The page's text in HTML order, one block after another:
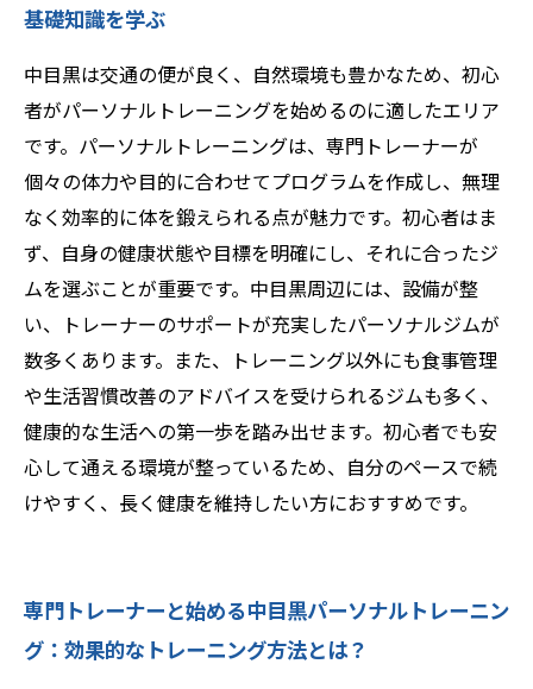
基礎知識を学ぶ
中目黒は交通の便が良く、自然環境も豊かなため、初心
者がパーソナルトレーニングを始めるのに適したエリア
です。パーソナルトレーニングは、専門トレーナーが
個々の体力や目的に合わせてプログラムを作成し、無理
なく効率的に体を鍛えられる点が魅力です。初心者はま
ず、自身の健康状態や目標を明確にし、それに合ったジ
ムを選ぶことが重要です。中目黒周辺には、設備が整
い、トレーナーのサポートが充実したパーソナルジムが
数多くあります。また、トレーニング以外にも食事管理
や生活習慣改善のアドバイスを受けられるジムも多く、
健康的な生活への第一歩を踏み出せます。初心者でも安
心して通える環境が整っているため、自分のペースで続
けやすく、長く健康を維持したい方におすすめです。
専門トレーナーと始める中目黒パーソナルトレーニン
グ：効果的なトレーニング方法とは？